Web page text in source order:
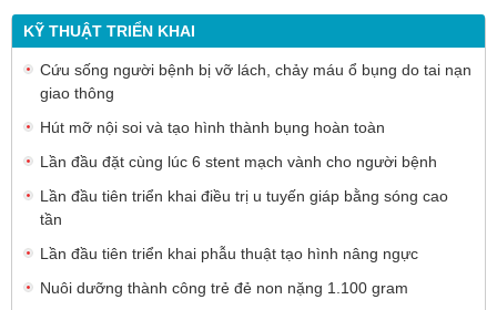
KỸ THUẬT TRIỂN KHAI
Cứu sống người bệnh bị vỡ lách, chảy máu ổ bụng do tai nạn
giao thông
Hút mỡ nội soi và tạo hình thành bụng hoàn toàn
Lần đầu đặt cùng lúc 6 stent mạch vành cho người bệnh
Lần đầu tiên triển khai điều trị u tuyến giáp bằng sóng cao
tần
Lần đầu tiên triển khai phẫu thuật tạo hình nâng ngực
Nuôi dưỡng thành công trẻ đẻ non nặng 1.100 gram